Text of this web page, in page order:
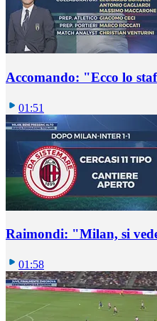
Accomando: "Ecco lo
01:51
Raimondi: "Milan, si
01:58